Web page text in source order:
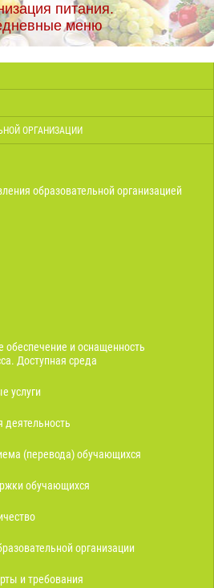
питания.
меню
ОРГАНИЗАЦИИ
образовательной организацией
обеспечение и оснащенность
Доступная среда
услуги
деятельность
(перевода) обучающихся
обучающихся
организации
и требования